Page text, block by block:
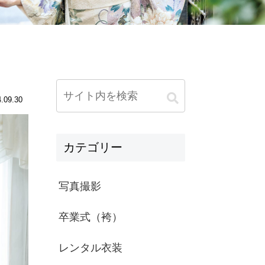
カテゴリー
写真撮影
卒業式（袴）
レンタル衣装